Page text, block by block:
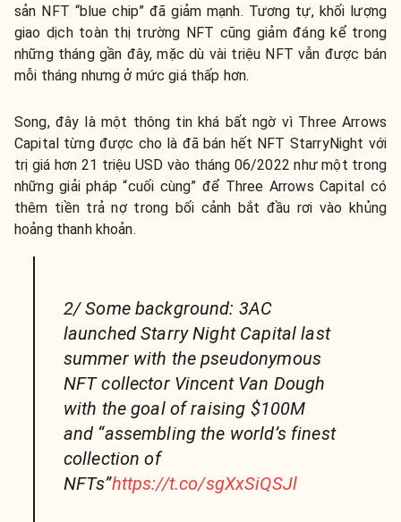
sản NFT “blue chip” đã giảm mạnh. Tương tự, khối lượng
giao dịch toàn thị trường NFT cũng giảm đáng kể trong
những tháng gần đây, mặc dù vài triệu NFT vẫn được bán
mỗi tháng nhưng ở mức giá thấp hơn.
Song, đây là một thông tin khá bất ngờ vì Three Arrows
Capital từng được cho là đã bán hết NFT StarryNight với
trị giá hơn 21 triệu USD vào tháng 06/2022 như một trong
những giải pháp “cuối cùng” để Three Arrows Capital có
thêm tiền trả nợ trong bối cảnh bắt đầu rơi vào khủng
hoảng thanh khoản.
2/ Some background: 3AC
launched Starry Night Capital last
summer with the pseudonymous
NFT collector Vincent Van Dough
with the goal of raising $100M
and “assembling the world’s finest
collection of
NFTs”https://t.co/sgXxSiQSJl